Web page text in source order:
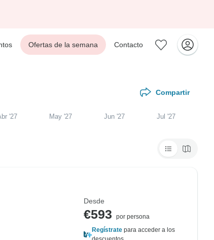
Ofertas de la semana Contacto
Compartir
'27 May '27 Jun '27 Jul '27
Desde
€593
por persona
Regístrate para acceder a los